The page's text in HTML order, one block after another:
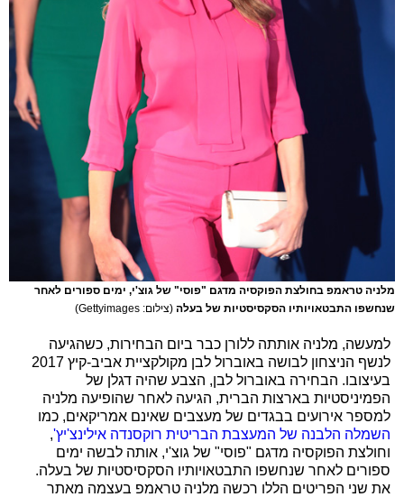
מלניה טראמפ בחולצת הפוקסיה מדגם "פוסי" של גוצ'י, ימים ספורים לאחר
שנחשפו התבטאויותיו הסקסיסטיות של בעלה (צילום: Gettyimages)
למעשה, מלניה אותתה ללורן כבר ביום הבחירות, כשהגיעה
לנשף הניצחון לבושה באוברול לבן מקולקציית אביב-קיץ 2017
בעיצובו. הבחירה באוברול לבן, הצבע שהיה דגלן של
הפמיניסטיות בארצות הברית, הגיעה לאחר שהופיעה מלניה
למספר אירועים בבגדים של מעצבים שאינם אמריקאים, כמו
השמלה הלבנה של המעצבת הבריטית רוקסנדה אילינצ'יץ',
וחולצת הפוקסיה מדגם "פוסי" של גוצ'י, אותה לבשה ימים
ספורים לאחר שנחשפו התבטאויותיו הסקסיסטיות של בעלה.
את שני הפריטים הללו רכשה מלניה טראמפ בעצמה מאתר